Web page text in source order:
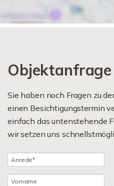
Objektanfrage
Sie haben noch Fragen zu
einen Besichtigungstermin
einfach das untenstehende
wir setzen uns